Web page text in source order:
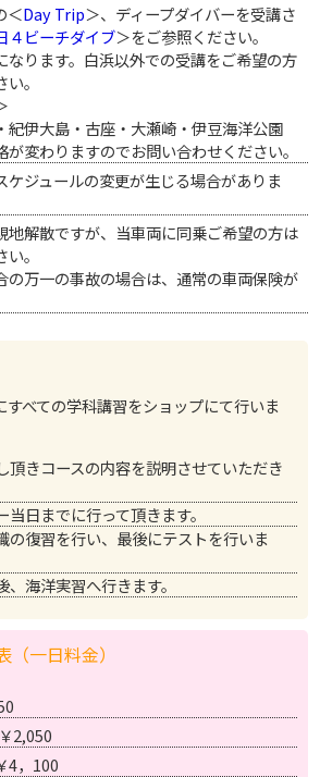
＜Day Trip＞、ディープダイバーを受講さ
４ビーチダイブ＞をご参照ください。
なります。白浜以外での受講をご希望の方
。
紀伊大島・古座・大瀬崎・伊豆海洋公園
変わりますのでお問い合わせください。
ケジュールの変更が生じる場合がありま
地解散ですが、当車両に同乗ご希望の方は
。
万一の事故の場合は、通常の車両保険が
べての学科講習をショップにて行いま
頂きコースの内容を説明させていただき
日までに行って頂きます。
の復習を行い、最後にテストを行いま
、海洋実習へ行きます。
一日料金）
2,050
4，100